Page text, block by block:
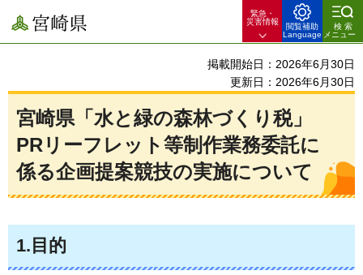
宮崎県
緊急・
災害情報
閲覧補助
Language
検索
メニュー
掲載開始日：2026年6月30日
更新日：2026年6月30日
宮崎県「水と緑の森林づくり税」
PRリーフレット等制作業務委託に
係る企画提案競技の実施について
1.目的